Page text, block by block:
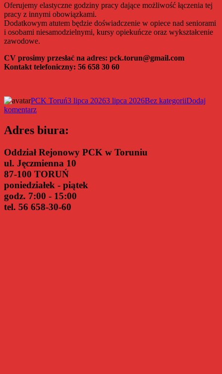
Oferujemy elastyczne godziny pracy dające możliwość łączenia tej
pracy z innymi obowiązkami.
Dodatkowym atutem będzie doświadczenie w opiece nad seniorami
i osobami niesamodzielnymi, kursy opiekuńcze oraz wykształcenie
zawodowe.
CV prosimy przesłać na adres: pck.torun@gmail.com
Kontakt telefoniczny: 56 658 30 60
Autor
PCK ToruńData
3 lipca 20263 lipca 2026Kategorie
Bez kategoriiDodaj
komentarzdo
w
Toruniu
osób
na
stanowisko
opiekunka/opiekun
osób
starszych
Adres biura:
Oddział Rejonowy PCK w Toruniu
ul. Jęczmienna 10
87-100 TORUŃ
poniedziałek - piątek
godz. 7:00 - 15:00
tel. 56 658-30-60